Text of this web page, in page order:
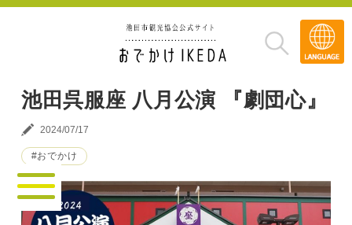
池田呉服座 八月公演 『劇団心』
2024/07/17
#おでかけ
»